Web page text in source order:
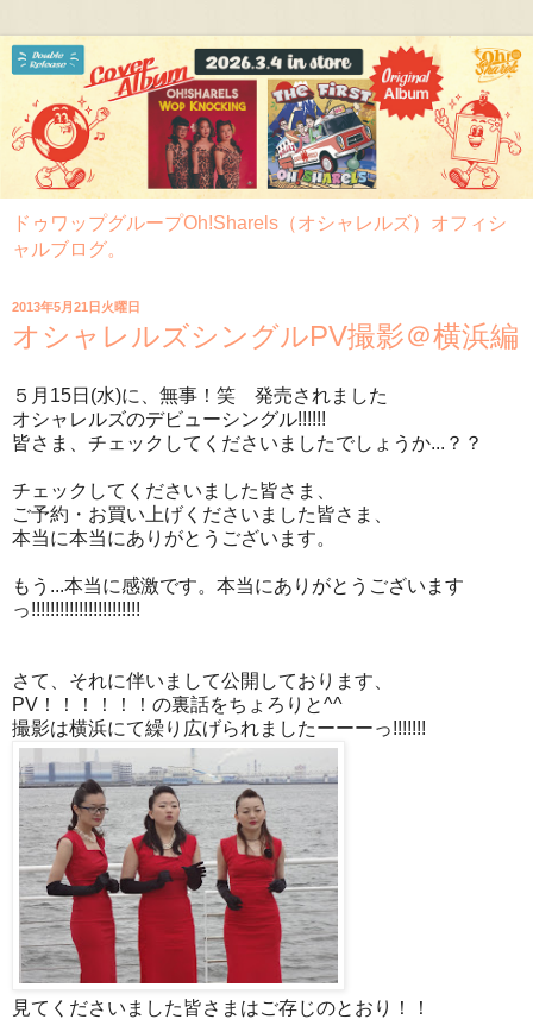
ドゥワップグループOh!Sharels（オシャレルズ）オフィシ
ャルブログ。
2013年5月21日火曜日
オシャレルズシングルPV撮影＠横浜編
５月15日(水)に、無事！笑 発売されました
オシャレルズのデビューシングル!!!!!!
皆さま、チェックしてくださいましたでしょうか...？？
チェックしてくださいました皆さま、
ご予約・お買い上げくださいました皆さま、
本当に本当にありがとうございます。
もう...本当に感激です。本当にありがとうございます
っ!!!!!!!!!!!!!!!!!!!!!!!
さて、それに伴いまして公開しております、
PV！！！！！！の裏話をちょろりと^^
撮影は横浜にて繰り広げられましたーーーっ!!!!!!!
見てくださいました皆さまはご存じのとおり！！